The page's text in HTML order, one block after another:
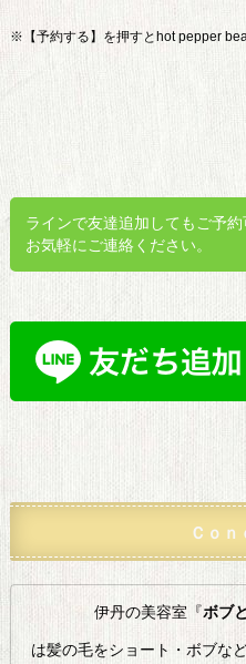
※【予約する】を押すとhot pepper
ラインで友達追加してもご予約
お気軽にご連絡ください。
Ｃｏｎ
伊丹の美容室『ボブ
は髪の毛をショート・ボブな